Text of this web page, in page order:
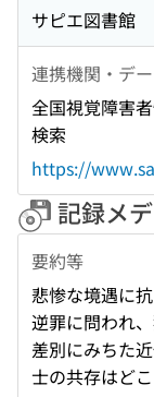
サピエ図書館
連携機関・デ
全国視覚障害
検索
https://
記録メ
要約等
悲惨な境遇に
逆罪に問われ
差別にみちた
士の共存はど